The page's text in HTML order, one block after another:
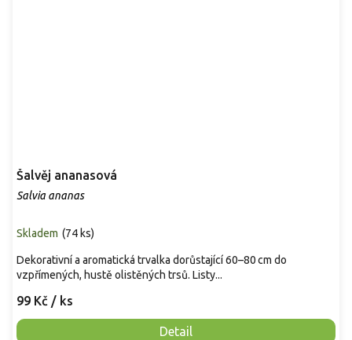
Šalvěj ananasová
Salvia ananas
Skladem (74 ks)
99 Kč / ks
Detail
Dekorativní a aromatická trvalka dorůstající 60–80 cm do
vzpřímených, hustě olistěných trsů. Listy...